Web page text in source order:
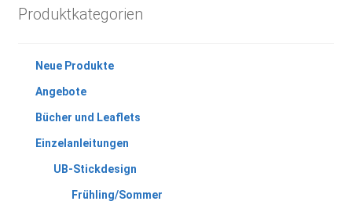
Produktkategorien
Neue Produkte
Angebote
Bücher und Leaflets
Einzelanleitungen
UB-Stickdesign
Frühling/Sommer